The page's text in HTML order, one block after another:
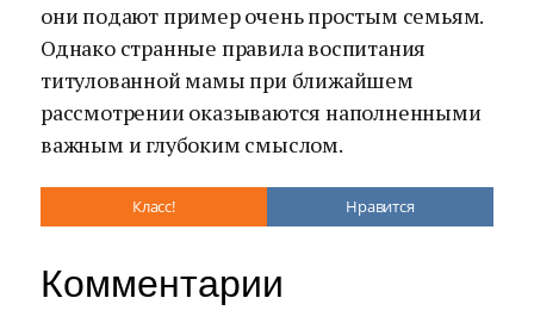
они подают пример очень простым семьям.
Однако странные правила воспитания
титулованной мамы при ближайшем
рассмотрении оказываются наполненными
важным и глубоким смыслом.
Класс! Нравится
Комментарии